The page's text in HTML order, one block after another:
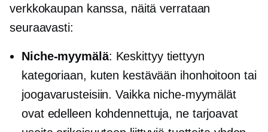
verkkokaupan kanssa, näitä verrataan
seuraavasti:
Niche-myymälä: Keskittyy tiettyyn
kategoriaan, kuten kestävään ihonhoitoon tai
joogavarusteisiin. Vaikka niche-myymälät
ovat edelleen kohdennettuja, ne tarjoavat